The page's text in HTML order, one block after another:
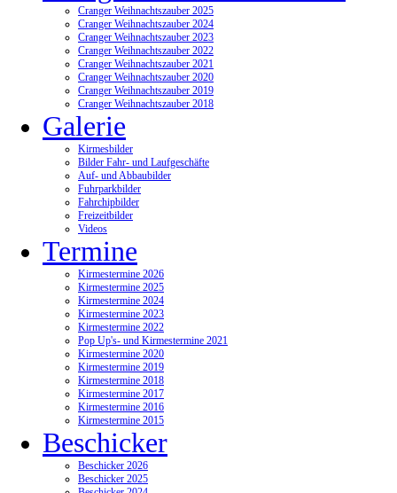
Cranger Weihnachtszauber 2025
Cranger Weihnachtszauber 2024
Cranger Weihnachtszauber 2023
Cranger Weihnachtszauber 2022
Cranger Weihnachtszauber 2021
Cranger Weihnachtszauber 2020
Cranger Weihnachtszauber 2019
Cranger Weihnachtszauber 2018
Galerie
Kirmesbilder
Bilder Fahr- und Laufgeschäfte
Auf- und Abbaubilder
Fuhrparkbilder
Fahrchipbilder
Freizeitbilder
Videos
Termine
Kirmestermine 2026
Kirmestermine 2025
Kirmestermine 2024
Kirmestermine 2023
Kirmestermine 2022
Pop Up's- und Kirmestermine 2021
Kirmestermine 2020
Kirmestermine 2019
Kirmestermine 2018
Kirmestermine 2017
Kirmestermine 2016
Kirmestermine 2015
Beschicker
Beschicker 2026
Beschicker 2025